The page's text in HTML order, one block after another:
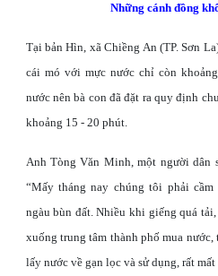
Những cánh đồng
Tại bản Hìn, xã Chiềng An (TP. Sơn
cái mó với mực nước chỉ còn
nước nên bà con đã đặt ra quy định
khoảng 15 - 20 phút.
Anh Tòng Văn Minh, một người dân
“Mấy tháng nay chúng tôi phải
ngàu bùn đất. Nhiều khi giếng quá
xuống trung tâm thành phố mua
lấy nước về gạn lọc và sử dụng, rất mất